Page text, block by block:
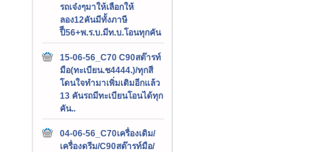
รถเจ๋งๆมาให้เลือกให้
ลอง12คันมีทั้งภาษี
ปีี56+พ.ร.บ.มีท.บ.โอนทุกคัน
15-06-56_C70 C90สต๊ารท์
มือ(ทะเบียน.ช4444.)/ทุกสี
โดนใจทำมาเพิ่มเติมอีกแล้ว
13 คันรถมีทะเบียนโอนได้ทุก
คัน..
04-06-56_C70เครื่องเดิม/
เครื่องดรีม/C90สต๊ารท์มือ/